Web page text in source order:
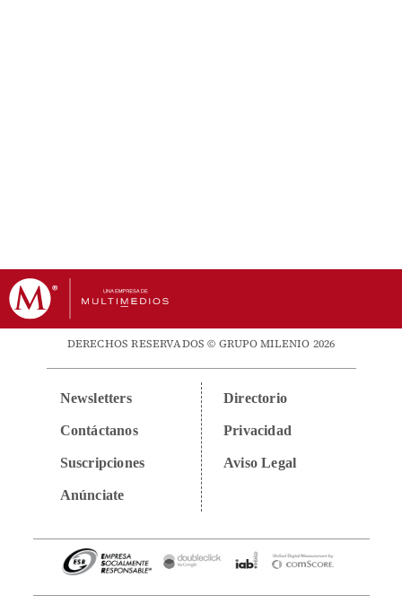
DERECHOS RESERVADOS © GRUPO MILENIO 2026
Newsletters
Contáctanos
Suscripciones
Anúnciate
Directorio
Privacidad
Aviso Legal